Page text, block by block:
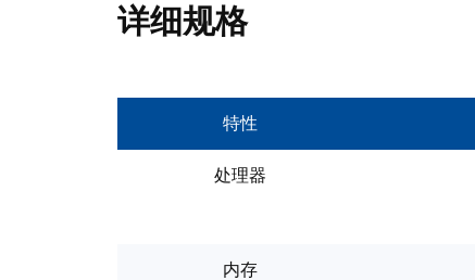
详细规格
特性
处理器
内存